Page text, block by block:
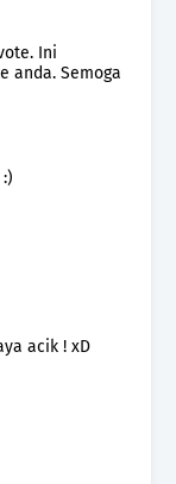
Ini
anda. Semoga
acik ! xD